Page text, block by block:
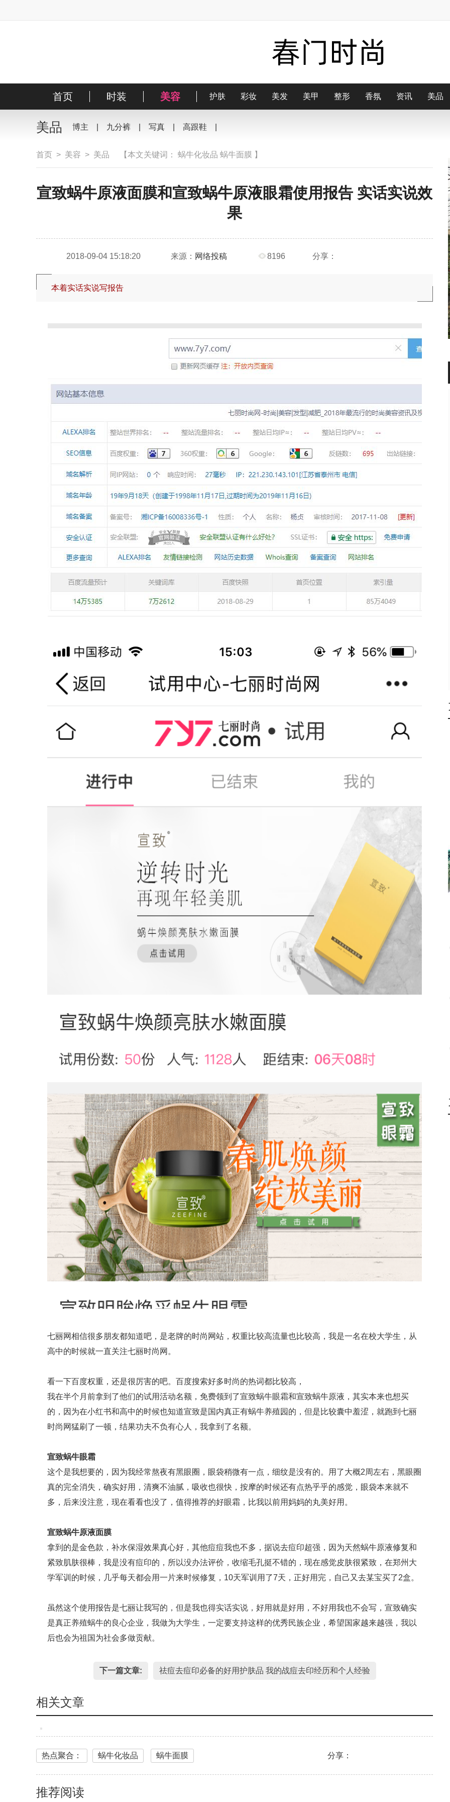
首页 时装 风尚 搭配 街拍 博主 配饰 鞋子 包包
美容 护肤 彩妆 美发 美甲 整形 香氛 资讯 美品
美品 博主 九分裤 写真 高跟鞋
首页 > 美容 > 美品 【本文关键词： 蜗牛化妆品 蜗牛面膜 】
宣致蜗牛原液面膜和宣致蜗牛原液眼霜使用报告 实话实说效
果
2018-09-04 15:18:20 来源： 网络投稿 8196 分享：
本着实话实说写报告
七丽网相信很多朋友都知道吧，是老牌的时尚网站，权重比较高流量也比较高，我是一名在校大学生，从
高中的时候就一直关注七丽时尚网。
看一下百度权重，还是很厉害的吧。百度搜索好多时尚的热词都比较高，
我在半个月前拿到了他们的试用活动名额，免费领到了宣致蜗牛眼霜和宣致蜗牛原液，其实本来也想买
的，因为在小红书和高中的时候也知道宣致是国内真正有蜗牛养殖园的，但是比较囊中羞涩，就跑到七丽
时尚网猛刷了一顿，结果功夫不负有心人，我拿到了名额。
宣致蜗牛眼霜
这个是我想要的，因为我经常熬夜有黑眼圈，眼袋稍微有一点，细纹是没有的。用了大概2周左右，黑眼圈
真的完全消失，确实好用，清爽不油腻，吸收也很快，按摩的时候还有点热乎乎的感觉，眼袋本来就不
多，后来没注意，现在看看也没了，值得推荐的好眼霜，比我以前用妈妈的丸美好用。
宣致蜗牛原液面膜
拿到的是金色款，补水保湿效果真心好，其他痘痘我也不多，据说去痘印超强，因为天然蜗牛原液修复和
紧致肌肤很棒，我是没有痘印的，所以没办法评价，收缩毛孔挺不错的，现在感觉皮肤很紧致，在郑州大
学军训的时候，几乎每天都会用一片来时候修复，10天军训用了7天，正好用完，自己又去某宝买了2盒。
虽然这个使用报告是七丽让我写的，但是我也得实话实说，好用就是好用，不好用我也不会写，宣致确实
是真正养殖蜗牛的良心企业，我做为大学生，一定要支持这样的优秀民族企业，希望国家越来越强，我以
后也会为祖国为社会多做贡献。
下一篇文章: 祛痘去痘印必备的好用护肤品 我的战痘去印经历和个人经验
相关文章
热点聚合： 蜗牛化妆品 蜗牛面膜 分享：
推荐阅读